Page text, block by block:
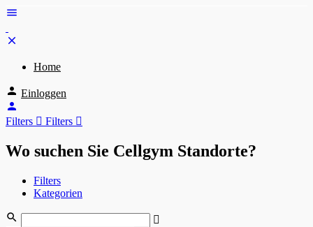
Home
Einloggen
Filters Filters
Wo suchen Sie Cellgym Standorte?
Filters
Kategorien